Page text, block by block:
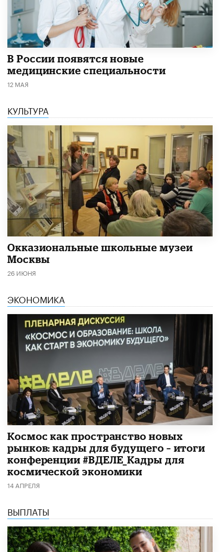
В России появятся новые
медицинские специальности
12 МАЯ
КУЛЬТУРА
​Окказиональные школьные музеи
Москвы
26 ИЮНЯ
ЭКОНОМИКА
Космос как пространство новых
рынков: кадры для будущего – итоги
конференции #ВДЕЛЕ_Кадры для
космической экономики
14 АПРЕЛЯ
ВЫПЛАТЫ